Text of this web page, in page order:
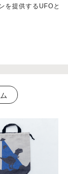
を提供するUFOと